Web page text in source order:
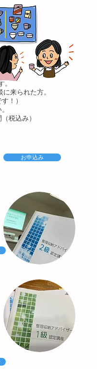
。
来られた方。
！）
税込み）
お申込み